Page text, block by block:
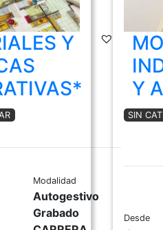
Y
Modalidad
Autogestivo
Grabado
Y
SIN
Desde